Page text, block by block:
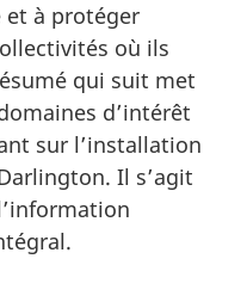
et à protéger
où ils
qui suit met
d’intérêt
sur l’installation
Il s’agit